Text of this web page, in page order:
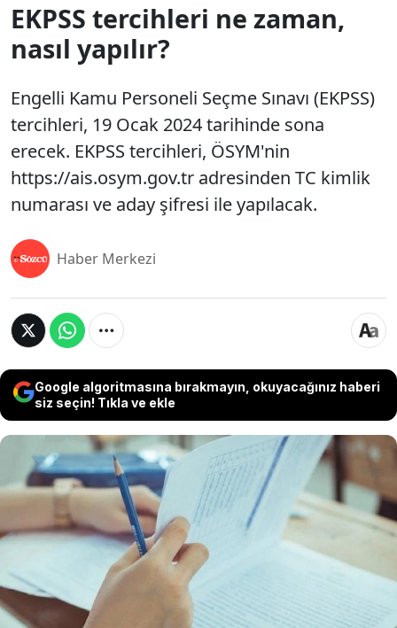
EKPSS tercihleri ne zaman,
nasıl yapılır?
Engelli Kamu Personeli Seçme Sınavı (EKPSS)
tercihleri, 19 Ocak 2024 tarihinde sona
erecek. EKPSS tercihleri, ÖSYM'nin
https://ais.osym.gov.tr ​​adresinden TC kimlik
numarası ve aday şifresi ile yapılacak.
Haber Merkezi
Google algoritmasına bırakmayın, okuyacağınız haberi
siz seçin! Tıkla ve ekle
Engelli Kamu Personeli Seçme Sınavı (EKPSS)
tercihleri, 19 Ocak 2024 tarihinde sona
erecek. EKPSS tercihleri, ÖSYM'nin
https://ais.osym.gov.tr ​​adresinden TC kimlik
numarası ve aday şifresi ile yapılacak.